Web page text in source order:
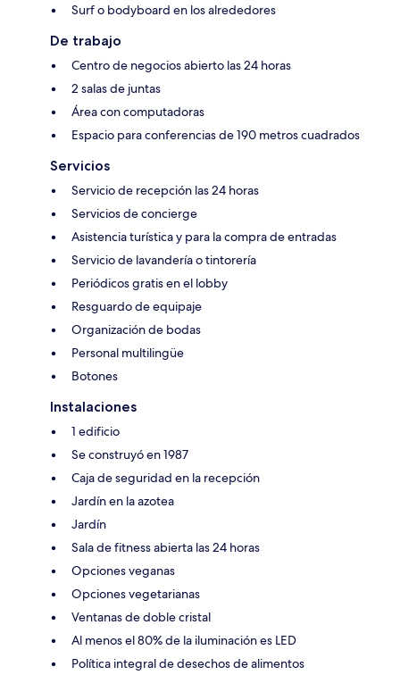
Surf o bodyboard en los alrededores
De trabajo
Centro de negocios abierto las 24 horas
2 salas de juntas
Área con computadoras
Espacio para conferencias de 190 metros cuadrados
Servicios
Servicio de recepción las 24 horas
Servicios de concierge
Asistencia turística y para la compra de entradas
Servicio de lavandería o tintorería
Periódicos gratis en el lobby
Resguardo de equipaje
Organización de bodas
Personal multilingüe
Botones
Instalaciones
1 edificio
Se construyó en 1987
Caja de seguridad en la recepción
Jardín en la azotea
Jardín
Sala de fitness abierta las 24 horas
Opciones veganas
Opciones vegetarianas
Ventanas de doble cristal
Al menos el 80% de la iluminación es LED
Política integral de desechos de alimentos